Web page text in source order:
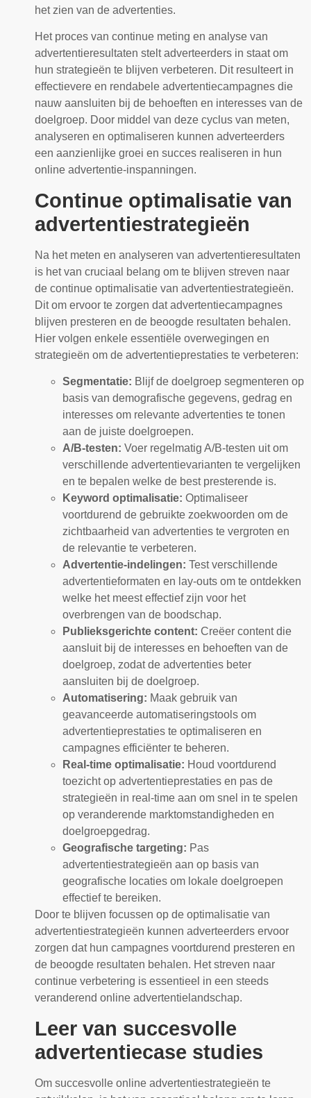
het zien van de advertenties.
Het proces van continue meting en analyse van
advertentieresultaten stelt adverteerders in staat om
hun strategieën te blijven verbeteren. Dit resulteert in
effectievere en rendabele advertentiecampagnes die
nauw aansluiten bij de behoeften en interesses van de
doelgroep. Door middel van deze cyclus van meten,
analyseren en optimaliseren kunnen adverteerders
een aanzienlijke groei en succes realiseren in hun
online advertentie-inspanningen.
Continue optimalisatie van
advertentiestrategieën
Na het meten en analyseren van advertentieresultaten
is het van cruciaal belang om te blijven streven naar
de continue optimalisatie van advertentiestrategieën.
Dit om ervoor te zorgen dat advertentiecampagnes
blijven presteren en de beoogde resultaten behalen.
Hier volgen enkele essentiële overwegingen en
strategieën om de advertentieprestaties te verbeteren:
Segmentatie: Blijf de doelgroep segmenteren op
basis van demografische gegevens, gedrag en
interesses om relevante advertenties te tonen
aan de juiste doelgroepen.
A/B-testen: Voer regelmatig A/B-testen uit om
verschillende advertentievarianten te vergelijken
en te bepalen welke de best presterende is.
Keyword optimalisatie: Optimaliseer
voortdurend de gebruikte zoekwoorden om de
zichtbaarheid van advertenties te vergroten en
de relevantie te verbeteren.
Advertentie-indelingen: Test verschillende
advertentieformaten en lay-outs om te ontdekken
welke het meest effectief zijn voor het
overbrengen van de boodschap.
Publieksgerichte content: Creëer content die
aansluit bij de interesses en behoeften van de
doelgroep, zodat de advertenties beter
aansluiten bij de doelgroep.
Automatisering: Maak gebruik van
geavanceerde automatiseringstools om
advertentieprestaties te optimaliseren en
campagnes efficiënter te beheren.
Real-time optimalisatie: Houd voortdurend
toezicht op advertentieprestaties en pas de
strategieën in real-time aan om snel in te spelen
op veranderende marktomstandigheden en
doelgroepgedrag.
Geografische targeting: Pas
advertentiestrategieën aan op basis van
geografische locaties om lokale doelgroepen
effectief te bereiken.
Door te blijven focussen op de optimalisatie van
advertentiestrategieën kunnen adverteerders ervoor
zorgen dat hun campagnes voortdurend presteren en
de beoogde resultaten behalen. Het streven naar
continue verbetering is essentieel in een steeds
veranderend online advertentielandschap.
Leer van succesvolle
advertentiecase studies
Om succesvolle online advertentiestrategieën te